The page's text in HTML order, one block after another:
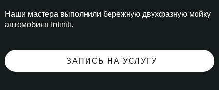
Наши мастера выполнили бережную двухфазную мойку
автомобиля Infiniti.
ЗАПИСЬ НА УСЛУГУ